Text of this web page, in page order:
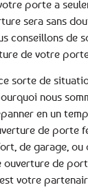
porte a
sera sans
conseillons de
de votre
sorte de
nous
en un
de porte
de garage, ou
ouverture de
votre